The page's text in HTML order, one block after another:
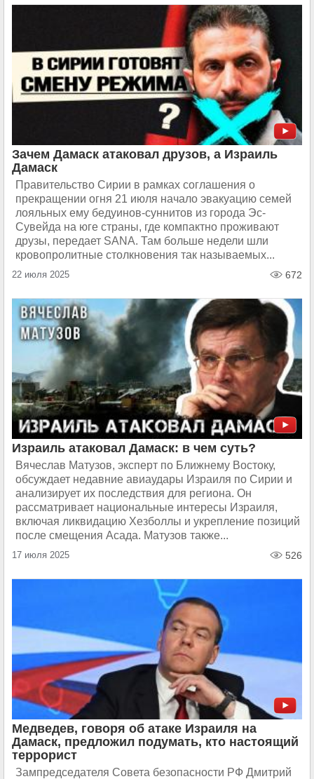
Зачем Дамаск атаковал друзов, а Израиль
Дамаск
Правительство Сирии в рамках соглашения о
прекращении огня 21 июля начало эвакуацию семей
лояльных ему бедуинов-суннитов из города Эс-
Сувейда на юге страны, где компактно проживают
друзы, передает SANA. Там больше недели шли
кровопролитные столкновения так называемых...
22 июля 2025 672
Израиль атаковал Дамаск: в чем суть?
Вячеслав Матузов, эксперт по Ближнему Востоку,
обсуждает недавние авиаудары Израиля по Сирии и
анализирует их последствия для региона. Он
рассматривает национальные интересы Израиля,
включая ликвидацию Хезболлы и укрепление позиций
после смещения Асада. Матузов также...
17 июля 2025 526
Медведев, говоря об атаке Израиля на
Дамаск, предложил подумать, кто настоящий
террорист
Зампредседателя Совета безопасности РФ Дмитрий